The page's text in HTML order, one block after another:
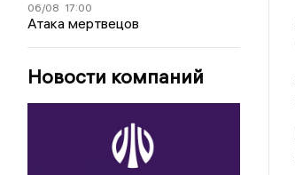
06/08 17:00
Атака мертвецов
Новости компаний